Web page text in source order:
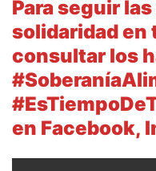
Para seguir
solidaridad en
consultar los
en Facebook,